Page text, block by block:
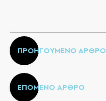
ΠΡΟΗΓΟΥΜΕΝΟ ΑΡΘΡΟ
ΕΠΟΜΕΝΟ ΑΡΘΡΟ